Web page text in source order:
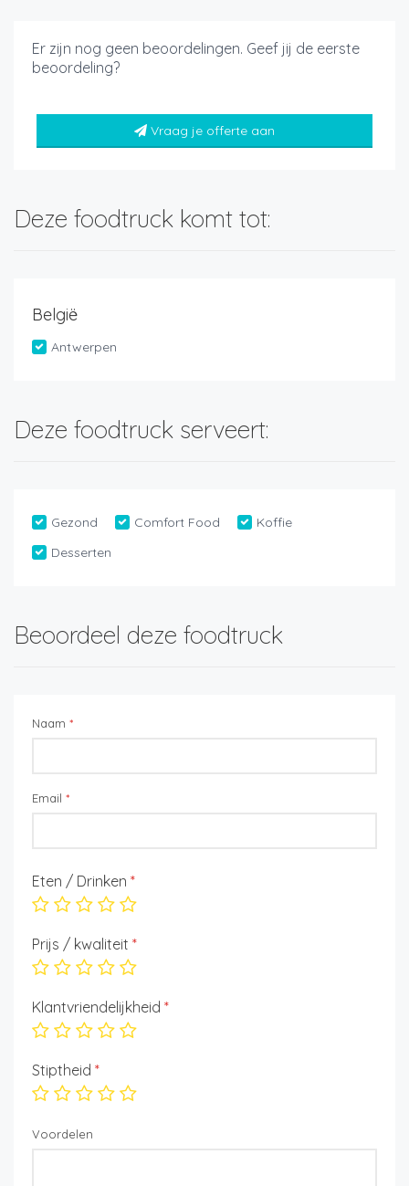
Er zijn nog geen beoordelingen. Geef jij de eerste
beoordeling?
Vraag je offerte aan
Deze foodtruck komt tot:
België
Antwerpen
Deze foodtruck serveert:
Gezond Comfort Food
Koffie
Desserten
Beoordeel deze foodtruck
Naam *
Email *
Eten / Drinken *
Prijs / kwaliteit *
Klantvriendelijkheid *
Stiptheid *
Voordelen